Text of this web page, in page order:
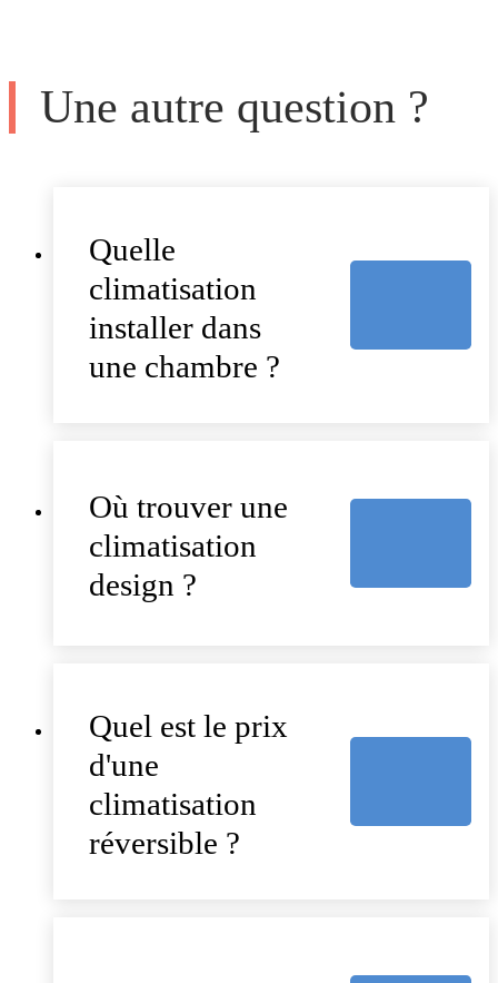
Une autre question ?
Quelle
climatisation
installer dans
une chambre ?
Où trouver une
climatisation
design ?
Quel est le prix
d'une
climatisation
réversible ?